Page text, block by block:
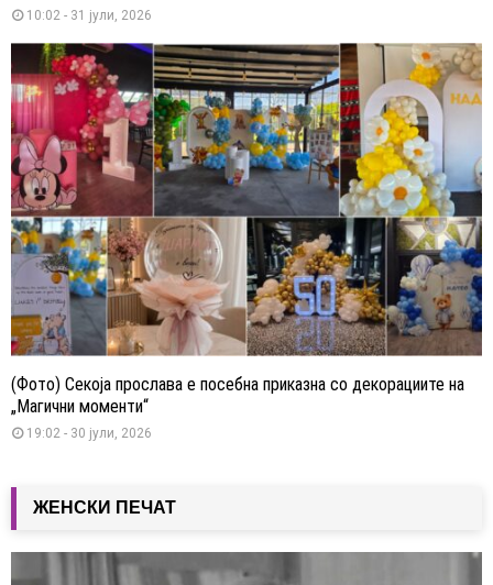
10:02 - 31 јули, 2026
(Фото) Секоја прослава е посебна приказна со декорациите на
„Магични моменти“
19:02 - 30 јули, 2026
ЖЕНСКИ ПЕЧАТ